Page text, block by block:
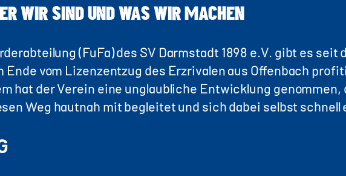
WIR SIND UND WAS WIR MACHEN
(FuFa) des SV Darmstadt 1898 e.V. gibt es seit
Ende vom Lizenzentzug des Erzrivalen aus Offenbach
hat der Verein eine unglaubliche Entwicklung genommen,
Weg hautnah mit begleitet und sich dabei selbst